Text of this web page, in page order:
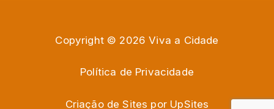
Copyright © 2026 Viva a Cidade
Política de Privacidade
Criação de Sites por UpSites